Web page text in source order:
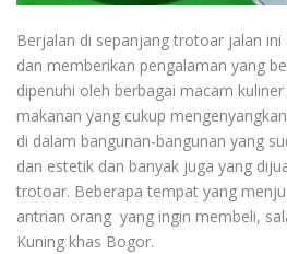
Berjalan di sepanjang trotoar jalan
dan memberikan pengalaman yang
dipenuhi oleh berbagai macam
makanan yang cukup
di dalam bangunan-bangunan yang
dan estetik dan banyak juga yang
trotoar. Beberapa tempat yang
antrian orang yang ingin membeli,
Kuning khas Bogor.